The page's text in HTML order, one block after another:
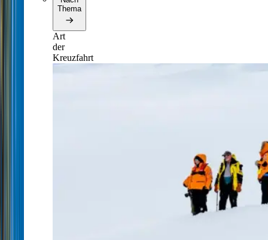
Thema
Art
der
Kreuzfahrt